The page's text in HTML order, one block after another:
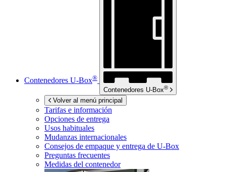
Contenedores U-Box®
Contenedores U-Box®
Volver al menú principal
Tarifas e información
Opciones de entrega
Usos habituales
Mudanzas internacionales
Consejos de empaque y entrega de U-Box
Preguntas frecuentes
Medidas del contenedor